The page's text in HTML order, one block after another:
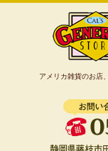
アメリカ雑貨のお店